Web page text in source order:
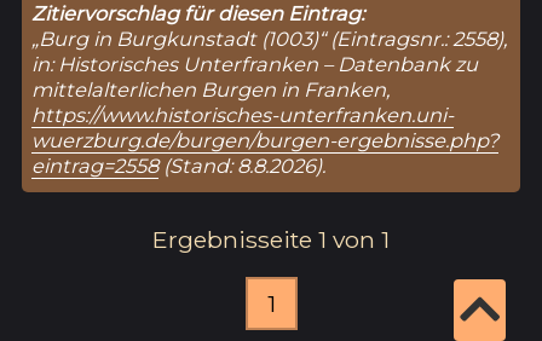
Zitiervorschlag für diesen Eintrag:
„Burg in Burgkunstadt (1003)“ (Eintragsnr.: 2558),
in: Historisches Unterfranken – Datenbank zu
mittelalterlichen Burgen in Franken,
https://www.historisches-unterfranken.uni-
wuerzburg.de/burgen/burgen-ergebnisse.php?
eintrag=2558(Stand: 8.8.2026).
Ergebnisseite 1 von 1
1